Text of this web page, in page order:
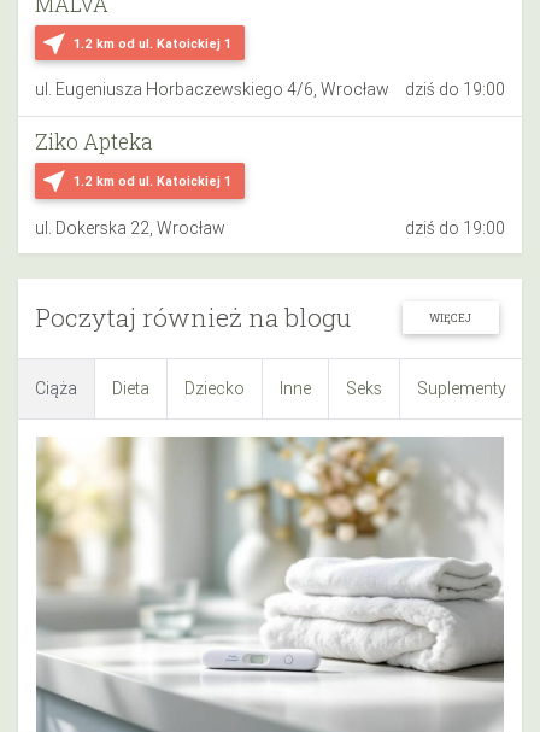
near_me 1.2 km od ul. Katoickiej 1
ul. Eugeniusza Horbaczewskiego 4/6, Wrocław dziś do 19:00
near_me 1.2 km od ul. Katoickiej 1
Ziko Apteka
ul. Dokerska 22, Wrocław dziś do 19:00
Poczytaj również na blogu WIĘCEJ
Ciąża Dieta Dziecko Inne Seks Suplementy